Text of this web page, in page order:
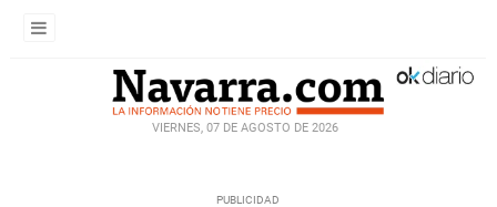
VIERNES, 07 DE AGOSTO DE 2026